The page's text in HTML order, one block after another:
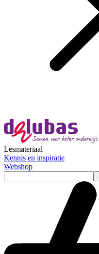
Lesmateriaal
Kennis en inspiratie
Webshop